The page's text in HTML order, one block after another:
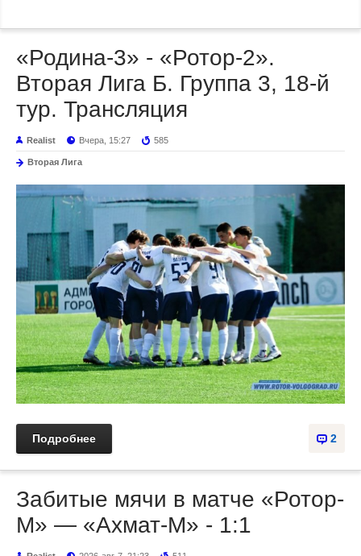
«Родина-3» - «Ротор-2».
Вторая Лига Б. Группа 3, 18-й
тур. Трансляция
Realist Вчера, 15:27 585
Вторая Лига
2
Подробнее
Забитые мячи в матче «Ротор-
М» — «Ахмат-М» - 1:1